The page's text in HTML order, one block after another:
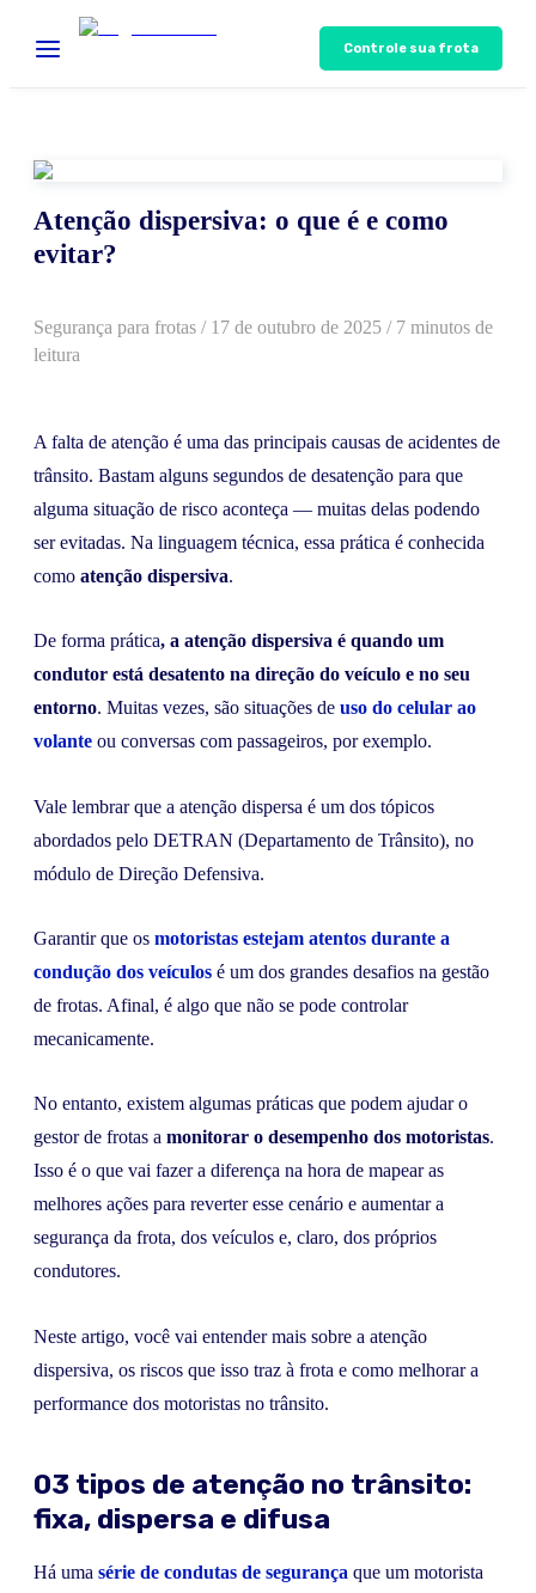
Controle sua frota
Atenção dispersiva: o que é e como
evitar?
Segurança para frotas / 17 de outubro de 2025 / 7 minutos de
leitura
A falta de atenção é uma das principais causas de acidentes de
trânsito. Bastam alguns segundos de desatenção para que
alguma situação de risco aconteça — muitas delas podendo
ser evitadas. Na linguagem técnica, essa prática é conhecida
como atenção dispersiva.
De forma prática, a atenção dispersiva é quando um
condutor está desatento na direção do veículo e no seu
entorno. Muitas vezes, são situações de uso do celular ao
volante ou conversas com passageiros, por exemplo.
Vale lembrar que a atenção dispersa é um dos tópicos
abordados pelo DETRAN (Departamento de Trânsito), no
módulo de Direção Defensiva.
Garantir que os motoristas estejam atentos durante a
condução dos veículos é um dos grandes desafios na gestão
de frotas. Afinal, é algo que não se pode controlar
mecanicamente.
No entanto, existem algumas práticas que podem ajudar o
gestor de frotas a monitorar o desempenho dos motoristas.
Isso é o que vai fazer a diferença na hora de mapear as
melhores ações para reverter esse cenário e aumentar a
segurança da frota, dos veículos e, claro, dos próprios
condutores.
Neste artigo, você vai entender mais sobre a atenção
dispersiva, os riscos que isso traz à frota e como melhorar a
performance dos motoristas no trânsito.
03 tipos de atenção no trânsito:
fixa, dispersa e difusa
Há uma série de condutas de segurança que um motorista